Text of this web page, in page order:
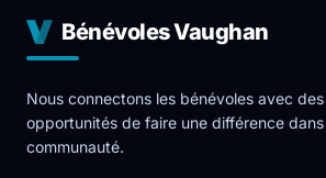
Bénévoles Vaughan
Nous connectons les bénévoles avec des
opportunités de faire une différence
communauté.